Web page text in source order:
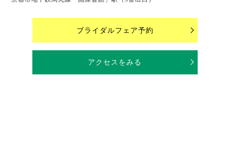
ブライダルフェア予約
アクセスをみる